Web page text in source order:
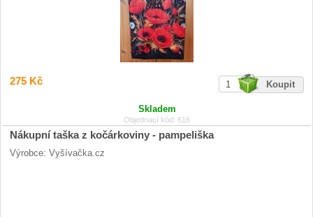
275 Kč
Skladem
Objednací kód: 616
Nákupní taška z kočárkoviny - pampeliška
Výrobce: Vyšívačka.cz